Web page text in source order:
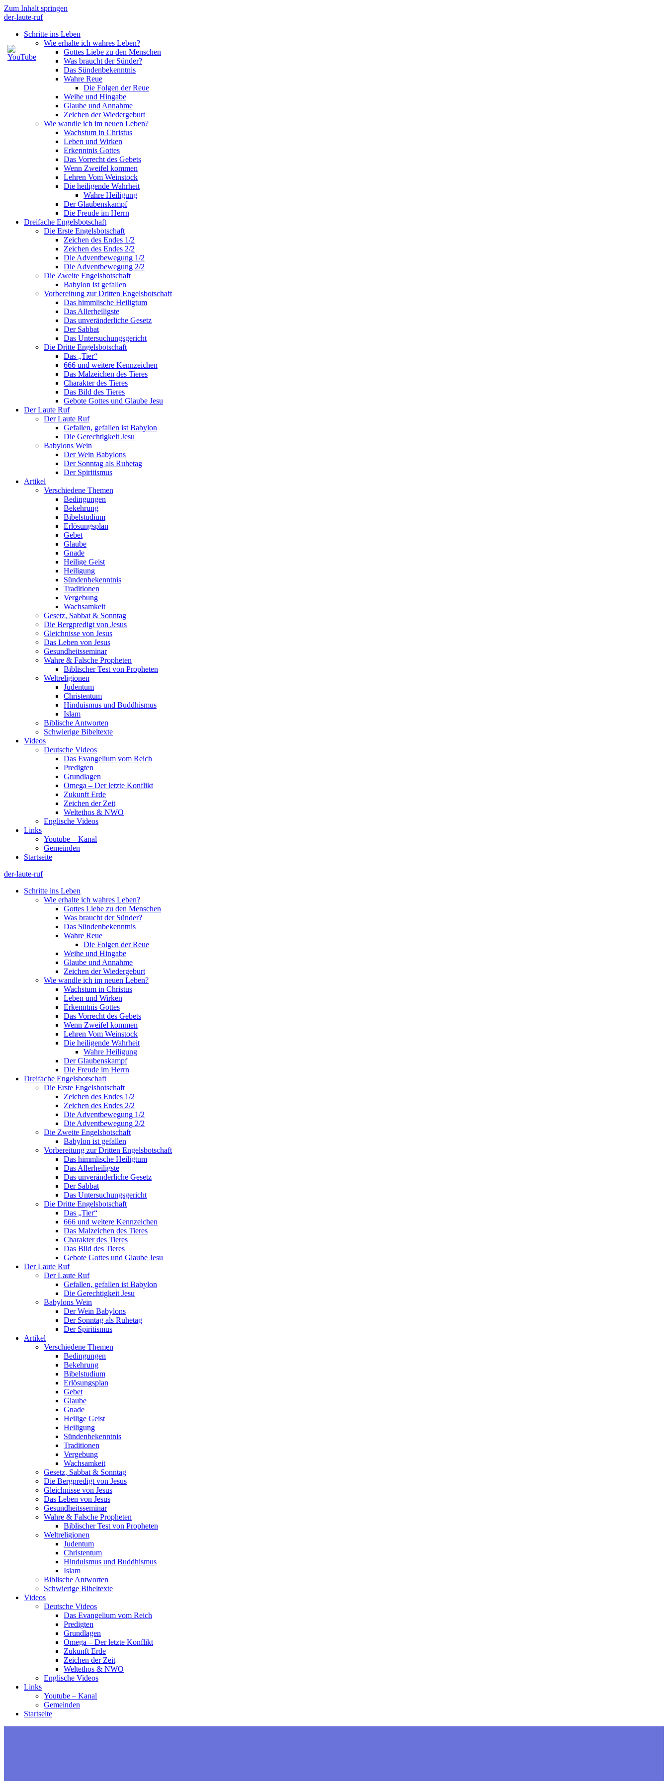
Zum Inhalt springen
der-laute-ruf
Schritte ins Leben
Wie erhalte ich wahres Leben?
Gottes Liebe zu den Menschen
Was braucht der Sünder?
Das Sündenbekenntnis
Wahre Reue
Die Folgen der Reue
Weihe und Hingabe
Glaube und Annahme
Zeichen der Wiedergeburt
Wie wandle ich im neuen Leben?
Wachstum in Christus
Leben und Wirken
Erkenntnis Gottes
Das Vorrecht des Gebets
Wenn Zweifel kommen
Lehren Vom Weinstock
Die heiligende Wahrheit
Wahre Heiligung
Der Glaubenskampf
Die Freude im Herrn
Dreifache Engelsbotschaft
Die Erste Engelsbotschaft
Zeichen des Endes 1/2
Zeichen des Endes 2/2
Die Adventbewegung 1/2
Die Adventbewegung 2/2
Die Zweite Engelsbotschaft
Babylon ist gefallen
Vorbereitung zur Dritten Engelsbotschaft
Das himmlische Heiligtum
Das Allerheiligste
Das unveränderliche Gesetz
Der Sabbat
Das Untersuchungsgericht
Die Dritte Engelsbotschaft
Das „Tier“
666 und weitere Kennzeichen
Das Malzeichen des Tieres
Charakter des Tieres
Das Bild des Tieres
Gebote Gottes und Glaube Jesu
Der Laute Ruf
Der Laute Ruf
Gefallen, gefallen ist Babylon
Die Gerechtigkeit Jesu
Babylons Wein
Der Wein Babylons
Der Sonntag als Ruhetag
Der Spiritismus
Artikel
Verschiedene Themen
Bedingungen
Bekehrung
Bibelstudium
Erlösungsplan
Gebet
Glaube
Gnade
Heilige Geist
Heiligung
Sündenbekenntnis
Traditionen
Vergebung
Wachsamkeit
Gesetz, Sabbat & Sonntag
Die Bergpredigt von Jesus
Gleichnisse von Jesus
Das Leben von Jesus
Gesundheitsseminar
Wahre & Falsche Propheten
Biblischer Test von Propheten
Weltreligionen
Judentum
Christentum
Hinduismus und Buddhismus
Islam
Biblische Antworten
Schwierige Bibeltexte
Videos
Deutsche Videos
Das Evangelium vom Reich
Predigten
Grundlagen
Omega – Der letzte Konflikt
Zukunft Erde
Zeichen der Zeit
Weltethos & NWO
Englische Videos
Links
Youtube – Kanal
Gemeinden
Startseite
der-laute-ruf
Schritte ins Leben
Wie erhalte ich wahres Leben?
Gottes Liebe zu den Menschen
Was braucht der Sünder?
Das Sündenbekenntnis
Wahre Reue
Die Folgen der Reue
Weihe und Hingabe
Glaube und Annahme
Zeichen der Wiedergeburt
Wie wandle ich im neuen Leben?
Wachstum in Christus
Leben und Wirken
Erkenntnis Gottes
Das Vorrecht des Gebets
Wenn Zweifel kommen
Lehren Vom Weinstock
Die heiligende Wahrheit
Wahre Heiligung
Der Glaubenskampf
Die Freude im Herrn
Dreifache Engelsbotschaft
Die Erste Engelsbotschaft
Zeichen des Endes 1/2
Zeichen des Endes 2/2
Die Adventbewegung 1/2
Die Adventbewegung 2/2
Die Zweite Engelsbotschaft
Babylon ist gefallen
Vorbereitung zur Dritten Engelsbotschaft
Das himmlische Heiligtum
Das Allerheiligste
Das unveränderliche Gesetz
Der Sabbat
Das Untersuchungsgericht
Die Dritte Engelsbotschaft
Das „Tier“
666 und weitere Kennzeichen
Das Malzeichen des Tieres
Charakter des Tieres
Das Bild des Tieres
Gebote Gottes und Glaube Jesu
Der Laute Ruf
Der Laute Ruf
Gefallen, gefallen ist Babylon
Die Gerechtigkeit Jesu
Babylons Wein
Der Wein Babylons
Der Sonntag als Ruhetag
Der Spiritismus
Artikel
Verschiedene Themen
Bedingungen
Bekehrung
Bibelstudium
Erlösungsplan
Gebet
Glaube
Gnade
Heilige Geist
Heiligung
Sündenbekenntnis
Traditionen
Vergebung
Wachsamkeit
Gesetz, Sabbat & Sonntag
Die Bergpredigt von Jesus
Gleichnisse von Jesus
Das Leben von Jesus
Gesundheitsseminar
Wahre & Falsche Propheten
Biblischer Test von Propheten
Weltreligionen
Judentum
Christentum
Hinduismus und Buddhismus
Islam
Biblische Antworten
Schwierige Bibeltexte
Videos
Deutsche Videos
Das Evangelium vom Reich
Predigten
Grundlagen
Omega – Der letzte Konflikt
Zukunft Erde
Zeichen der Zeit
Weltethos & NWO
Englische Videos
Links
Youtube – Kanal
Gemeinden
Startseite